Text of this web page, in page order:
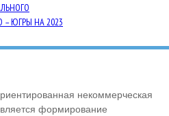
ЮГРЫ НА 2023
некоммерческая
формирование